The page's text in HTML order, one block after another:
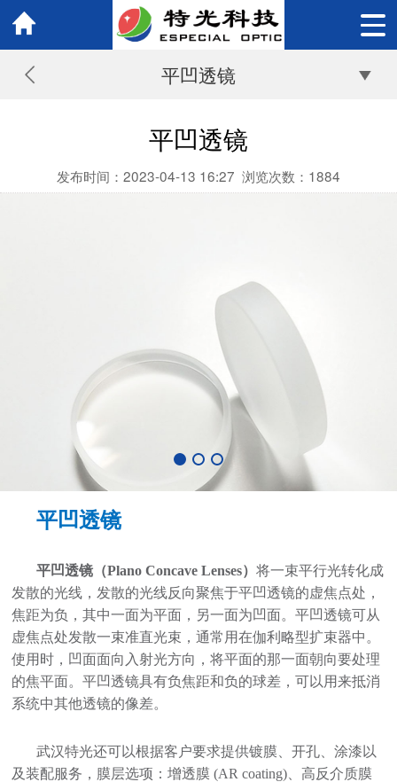
平凹透镜
平凹透镜
发布时间：2023-04-13 16:27 浏览次数： 1884
平凹透镜
平凹透镜（Plano Concave Lenses）将一束平行光转化成
发散的光线，发散的光线反向聚焦于平凹透镜的虚焦点处，
焦距为负，其中一面为平面，另一面为凹面。平凹透镜可从
虚焦点处发散一束准直光束，通常用在伽利略型扩束器中。
使用时，凹面面向入射光方向，将平面的那一面朝向要处理
的焦平面。平凹透镜具有负焦距和负的球差，可以用来抵消
系统中其他透镜的像差。
武汉特光还可以根据客户要求提供镀膜、开孔、涂漆以
及装配服务，膜层选项：增透膜 (AR coating)、高反介质膜